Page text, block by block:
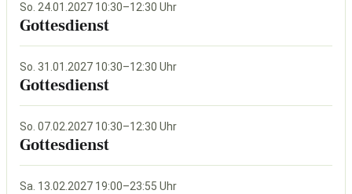
So. 24.01.2027 10:30–12:30 Uhr
Gottesdienst
So. 31.01.2027 10:30–12:30 Uhr
Gottesdienst
So. 07.02.2027 10:30–12:30 Uhr
Gottesdienst
Sa. 13.02.2027 19:00–23:55 Uhr